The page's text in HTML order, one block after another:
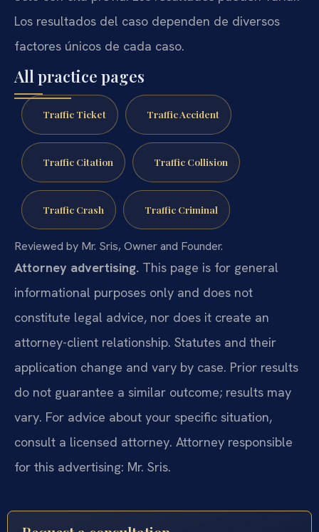
Los resultados del caso dependen de diversos
factores únicos de cada caso.
All practice pages
Traffic Ticket Traffic Accident
Traffic Citation Traffic Collision
Traffic Crash Traffic Criminal
Reviewed by Mr. Sris, Owner and Founder.
Attorney advertising. This page is for general
informational purposes only and does not
constitute legal advice, nor does it create an
attorney-client relationship. Statutes and their
application change and vary by case. Prior results
do not guarantee a similar outcome; results may
vary. For advice about your specific situation,
consult a licensed attorney. Attorney responsible
for this advertising: Mr. Sris.